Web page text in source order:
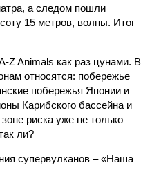
а следом пошли
15 метров, волны. Итог –
Z Animals как раз цунами. В
относятся: побережье
побережья Японии и
Карибского бассейна и
риска уже не только
ли?
супервулканов – «Наша